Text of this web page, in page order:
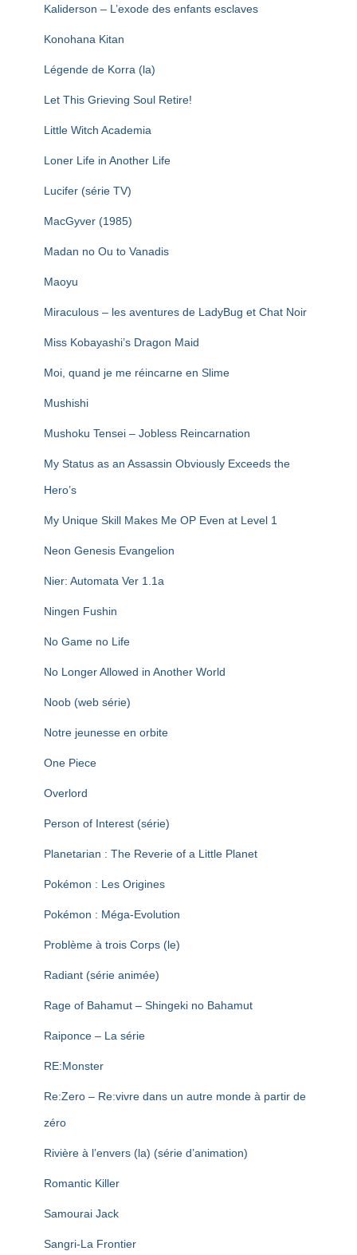
Kaliderson – L’exode des enfants esclaves
Konohana Kitan
Légende de Korra (la)
Let This Grieving Soul Retire!
Little Witch Academia
Loner Life in Another Life
Lucifer (série TV)
MacGyver (1985)
Madan no Ou to Vanadis
Maoyu
Miraculous – les aventures de LadyBug et Chat Noir
Miss Kobayashi’s Dragon Maid
Moi, quand je me réincarne en Slime
Mushishi
Mushoku Tensei – Jobless Reincarnation
My Status as an Assassin Obviously Exceeds the
Hero’s
My Unique Skill Makes Me OP Even at Level 1
Neon Genesis Evangelion
Nier: Automata Ver 1.1a
Ningen Fushin
No Game no Life
No Longer Allowed in Another World
Noob (web série)
Notre jeunesse en orbite
One Piece
Overlord
Person of Interest (série)
Planetarian : The Reverie of a Little Planet
Pokémon : Les Origines
Pokémon : Méga-Evolution
Problème à trois Corps (le)
Radiant (série animée)
Rage of Bahamut – Shingeki no Bahamut
Raiponce – La série
RE:Monster
Re:Zero – Re:vivre dans un autre monde à partir de
zéro
Rivière à l’envers (la) (série d’animation)
Romantic Killer
Samourai Jack
Sangri-La Frontier